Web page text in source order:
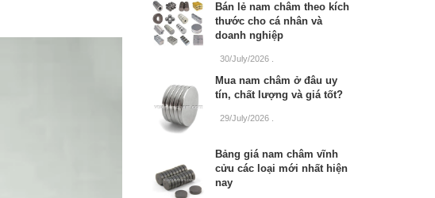
Bán lẻ nam châm theo kích
thước cho cá nhân và
doanh nghiệp
30/July/2026
Mua nam châm ở đâu uy
tín, chất lượng và giá tốt?
29/July/2026
Bảng giá nam châm vĩnh
cửu các loại mới nhất hiện
nay